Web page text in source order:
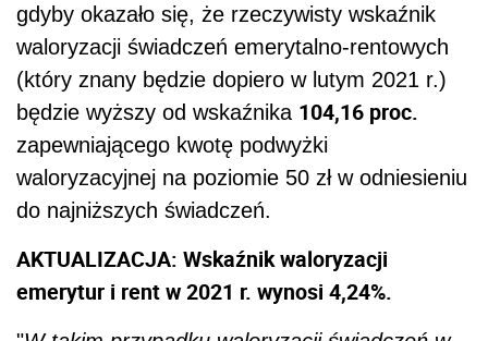
gdyby okazało się, że rzeczywisty wskaźnik
waloryzacji świadczeń emerytalno-rentowych
(który znany będzie dopiero w lutym 2021 r.)
będzie wyższy od wskaźnika 104,16 proc.
zapewniającego kwotę podwyżki
waloryzacyjnej na poziomie 50 zł w odniesieniu
do najniższych świadczeń.
AKTUALIZACJA: Wskaźnik waloryzacji
emerytur i rent w 2021 r. wynosi 4,24%.